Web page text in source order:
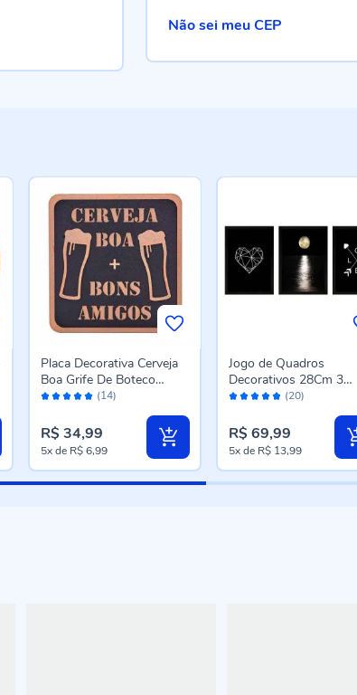
Não sei meu CEP
Avaliação: (14)
Placa Decorativa Cerveja
Boa Grife De Boteco
Forgerini - Preto
R$ 34,99
5xde R$ 6,99
Avaliação: (20)
Jogo de Quadros
Decorativos 28Cm 3
Peças Fx Quadros - Lua
R$ 69,99
5xde R$ 13,99